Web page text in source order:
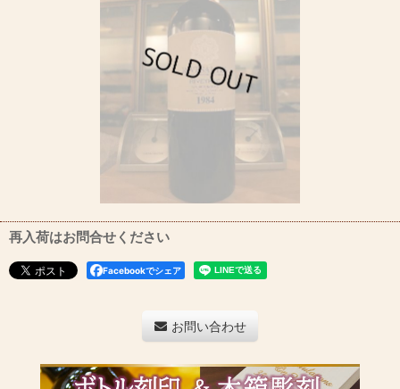
再入荷はお問合せください
Facebookでシェア
お問い合わせ